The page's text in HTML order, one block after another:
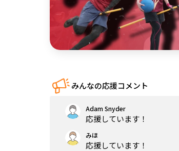
みんなの応援コメント
Adam Snyder
応援しています！
みほ
応援しています！